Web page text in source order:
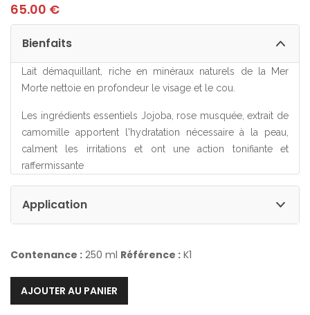
65.00 €
Bienfaits
Lait démaquillant, riche en minéraux naturels de la Mer
Morte nettoie en profondeur le visage et le cou.
Les ingrédients essentiels Jojoba, rose musquée, extrait de
camomille apportent l'hydratation nécessaire à la peau,
calment les irritations et ont une action tonifiante et
raffermissante
Application
Contenance : 250 ml Référence : K1
AJOUTER AU PANIER